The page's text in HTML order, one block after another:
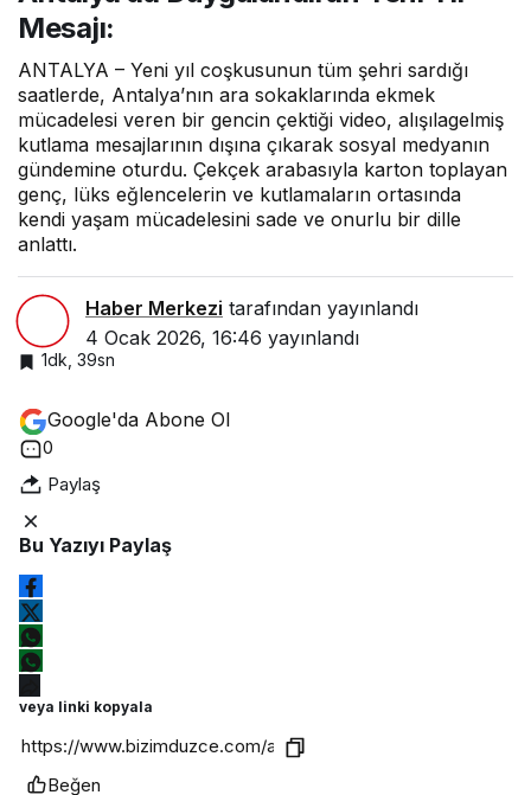
Mesajı:
ANTALYA – Yeni yıl coşkusunun tüm şehri sardığı
saatlerde, Antalya’nın ara sokaklarında ekmek
mücadelesi veren bir gencin çektiği video, alışılagelmiş
kutlama mesajlarının dışına çıkarak sosyal medyanın
gündemine oturdu. Çekçek arabasıyla karton toplayan
genç, lüks eğlencelerin ve kutlamaların ortasında
kendi yaşam mücadelesini sade ve onurlu bir dille
anlattı.
Haber Merkezi tarafından yayınlandı
4 Ocak 2026, 16:46 yayınlandı
1dk, 39sn
Google'da Abone Ol
0
Paylaş
Bu Yazıyı Paylaş
veya linki kopyala
Beğen